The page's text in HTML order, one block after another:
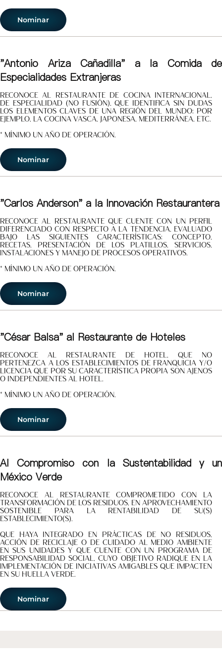
Nominar
"Antonio Ariza Cañadilla" a la Comida de
Especialidades Extranjeras
Reconoce al restaurante de cocina internacional,
de especialidad (no fusión), que identifica sin dudas
los elementos claves de una región del mundo; por
ejemplo, la cocina vasca, japonesa, mediterránea, etc.
* Mínimo un año de operación.
Nominar
"Carlos Anderson" a la Innovación Restaurantera
Reconoce al restaurante que cuente con un perfil
diferenciado con respecto a la tendencia, evaluado
bajo las siguientes características: concepto,
recetas, presentación de los platillos, servicios,
instalaciones y manejo de procesos operativos.
* Mínimo un año de operación.
Nominar
"César Balsa" al Restaurante de Hoteles
Reconoce al restaurante de hotel, que no
pertenezca a los establecimientos de Franquicia y/o
Licencia que por su característica propia son ajenos
o independientes al Hotel.
* Mínimo un año de operación.
Nominar
Al Compromiso con la Sustentabilidad y un
México Verde
Reconoce al restaurante comprometido con la
transformación de los residuos, en aprovechamiento
sostenible para la rentabilidad de su(s)
establecimiento(s).
Que haya integrado en prácticas de no residuos,
acción de reciclaje o de cuidado al medio ambiente
en sus unidades y que cuente con un programa de
responsabilidad social, cuyo objetivo radique en la
implementación de iniciativas amigables que impacten
en su huella verde.
Nominar